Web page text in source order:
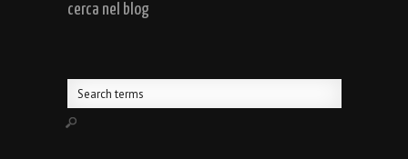
cerca nel blog